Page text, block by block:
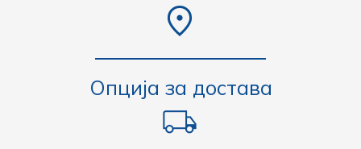
Опција за достава